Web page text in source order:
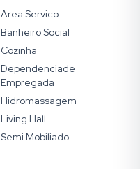
Area Servico
Banheiro Social
Cozinha
Dependenciade
Empregada
Hidromassagem
Living Hall
Semi Mobiliado